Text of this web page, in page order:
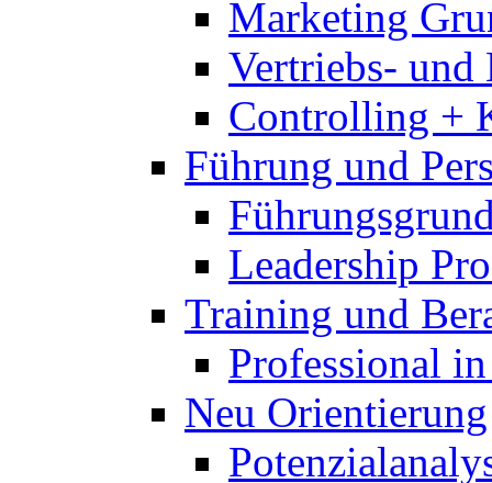
Marketing
Vertriebs- und
Controlling +
Führung und
Leadership
Training und
Professional
Neu Orientierung